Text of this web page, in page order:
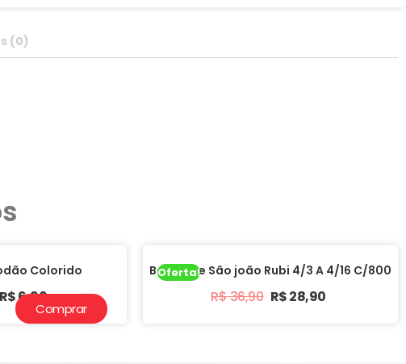
(0)
Colorido
R$6,90
Oferta!
Barbante São joão Rubi 4/3 A 4/16 C/800
R$36,90 R$28,90
Comprar